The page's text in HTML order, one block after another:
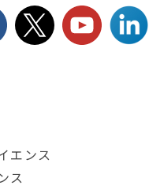
エンス
ス